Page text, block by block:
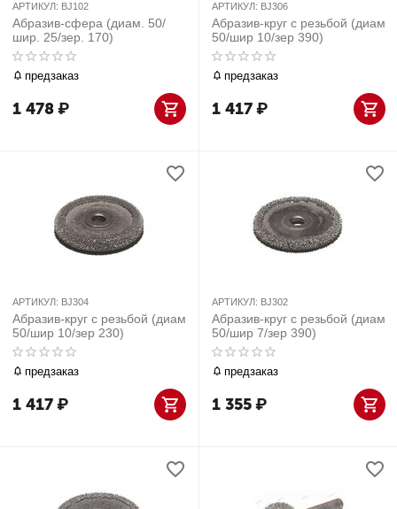
АРТИКУЛ: BJ102
Абразив-сфера (диам. 50/
шир. 25/зер. 170)
предзаказ
1 478₽
АРТИКУЛ: BJ306
Абразив-круг с резьбой (диам
50/шир 10/зер 390)
предзаказ
1 417₽
АРТИКУЛ: BJ304
Абразив-круг с резьбой (диам
50/шир 10/зер 230)
предзаказ
1 417₽
АРТИКУЛ: BJ302
Абразив-круг с резьбой (диам
50/шир 7/зер 390)
предзаказ
1 355₽